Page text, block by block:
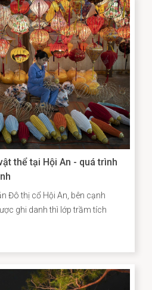
định hướng bảo tồn gắn liền
theo hướng sáng tạo và bền
thể tại Hội An - quá trình
Đô thị cổ Hội An, bên cạnh
ghi danh thì lớp trầm tích
cộng đồng cư dân địa
đây, công tác kiểm kê, nhận
khoa học đối với các Di sản văn